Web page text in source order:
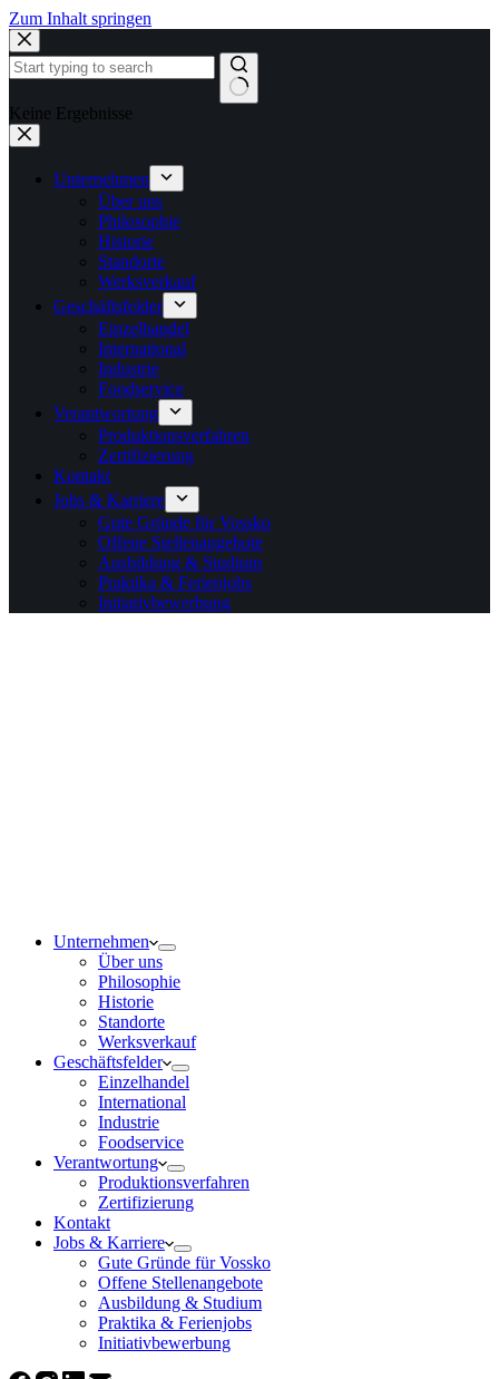
Zum Inhalt springen
Keine Ergebnisse
Unternehmen
Über uns
Philosophie
Historie
Standorte
Werksverkauf
Geschäftsfelder
Einzelhandel
International
Industrie
Foodservice
Verantwortung
Produktionsverfahren
Zertifizierung
Kontakt
Jobs & Karriere
Gute Gründe für Vossko
Offene Stellenangebote
Ausbildung & Studium
Praktika & Ferienjobs
Initiativbewerbung
Unternehmen
Über uns
Philosophie
Historie
Standorte
Werksverkauf
Geschäftsfelder
Einzelhandel
International
Industrie
Foodservice
Verantwortung
Produktionsverfahren
Zertifizierung
Kontakt
Jobs & Karriere
Gute Gründe für Vossko
Offene Stellenangebote
Ausbildung & Studium
Praktika & Ferienjobs
Initiativbewerbung